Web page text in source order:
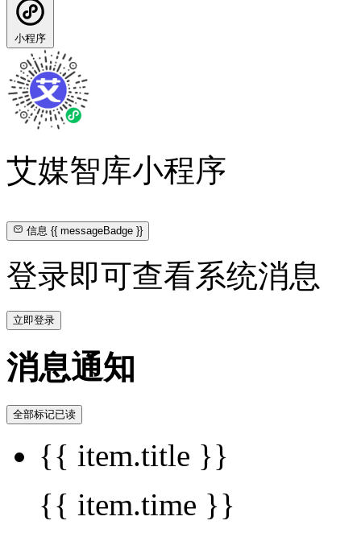
小程序
艾媒智库小程序
信息{{ messageBadge }}
登录即可查看系统消息
立即登录
消息通知
全部标记已读
{{ item.title }}
{{ item.time }}